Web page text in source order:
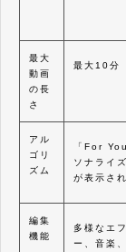
最大
動画
の長
さ
最
アル
ゴリ
ズム
「For
ソナライ
が表示
編集
機能
多様なエ
ー、音楽